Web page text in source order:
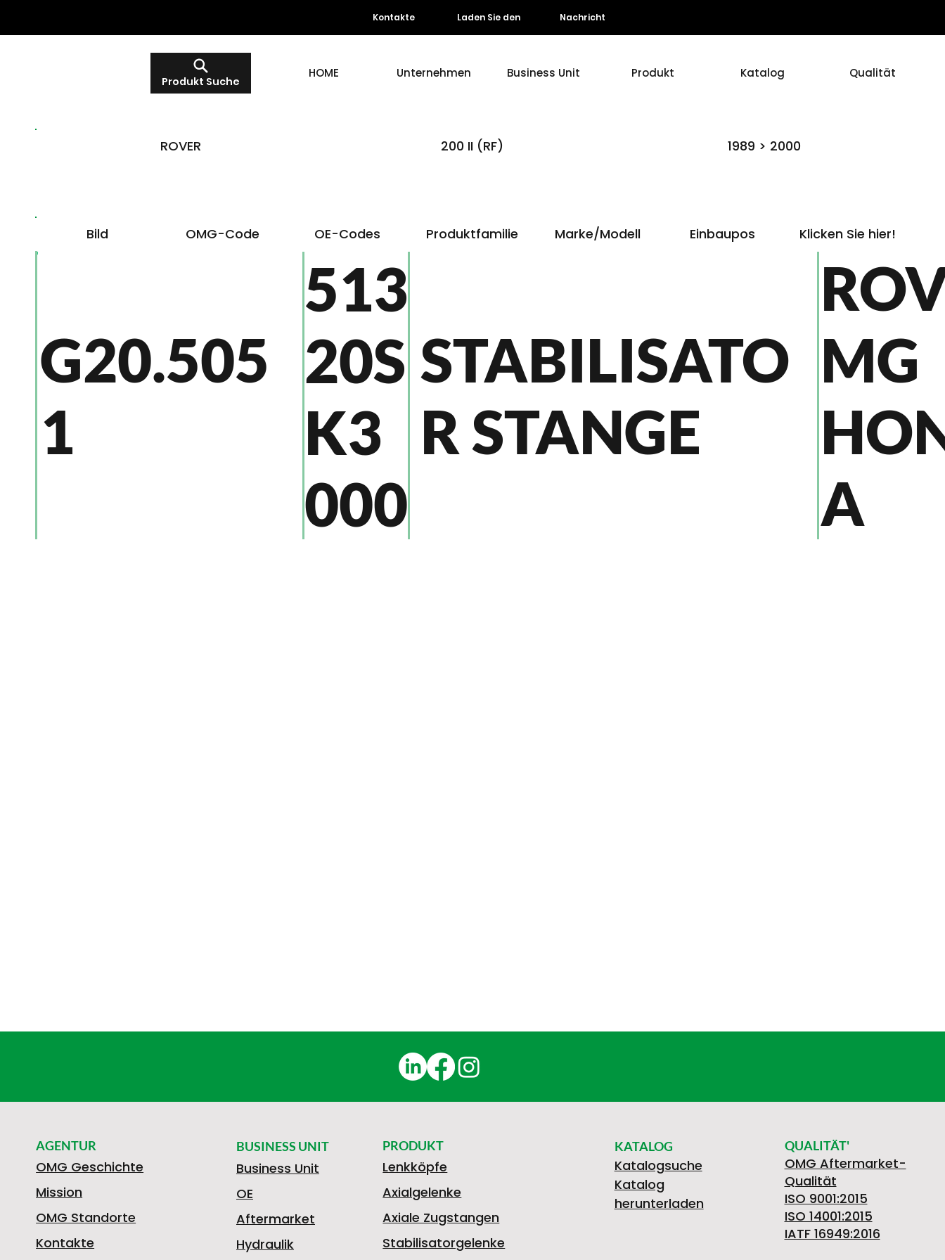
HOME Unternehmen Business Unit Produkt Katalog Qualität
Produkt Suche
Kontakte Laden Sie den Nachricht
Bild OMG-Code OE-Codes Produktfamilie Marke/Modell Einbaupos Klicken Sie hier!
G20.505
1
513
20S
K3
000
STABILISATO
R STANGE
MG
A
ROVER 200 II (RF) 1989 > 2000
BUSINESS UNIT
Business Unit
OE
Aftermarket
Hydraulik
PRODUKT
Lenkköpfe
Axialgelenke
Axiale Zugstangen
Stabilisatorgelenke
KATALOG
Katalogsuche
Katalog
herunterladen
QUALITÄT'
OMG Aftermarket-
Qualität
ISO 9001:2015
ISO 14001:2015
IATF 16949:2016
AGENTUR
OMG Geschichte
Mission
OMG Standorte
Kontakte